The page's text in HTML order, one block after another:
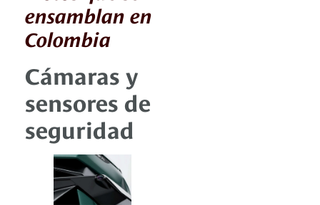
ensamblan en
Colombia
Cámaras y
sensores de
seguridad